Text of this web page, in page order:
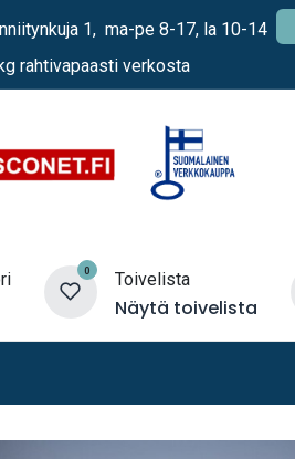
1, ma-pe 8-17, la 10-14
rahtivapaasti verkosta
0 Toivelista
Näytä toivelista